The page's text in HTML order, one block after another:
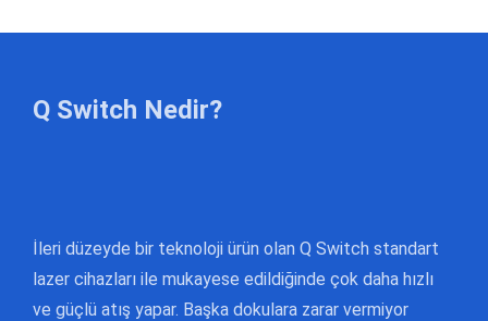
Q Switch Nedir?
İleri düzeyde bir teknoloji ürün olan Q Switch standart
lazer cihazları ile mukayese edildiğinde çok daha hızlı
ve güçlü atış yapar. Başka dokulara zarar vermiyor